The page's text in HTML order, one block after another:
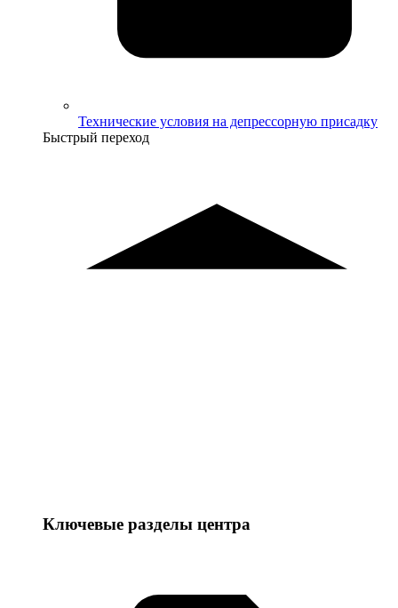
Технические условия на депрессорную присадку
Быстрый переход
Ключевые разделы центра